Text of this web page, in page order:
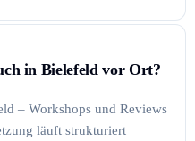
in Bielefeld vor Ort?
– Workshops und Reviews
läuft strukturiert